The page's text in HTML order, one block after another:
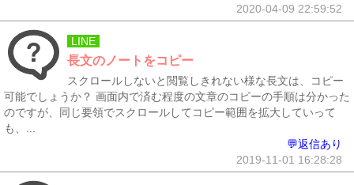
2020-04-09 22:59:52
LINE
長文のノートをコピー
スクロールしないと閲覧しきれない様な長文は、コピー
可能でしょうか？ 画面内で済む程度の文章のコピーの手順は分かった
のですが、同じ要領でスクロールしてコピー範囲を拡大していって
も、...
💬返信あり
2019-11-01 16:28:28